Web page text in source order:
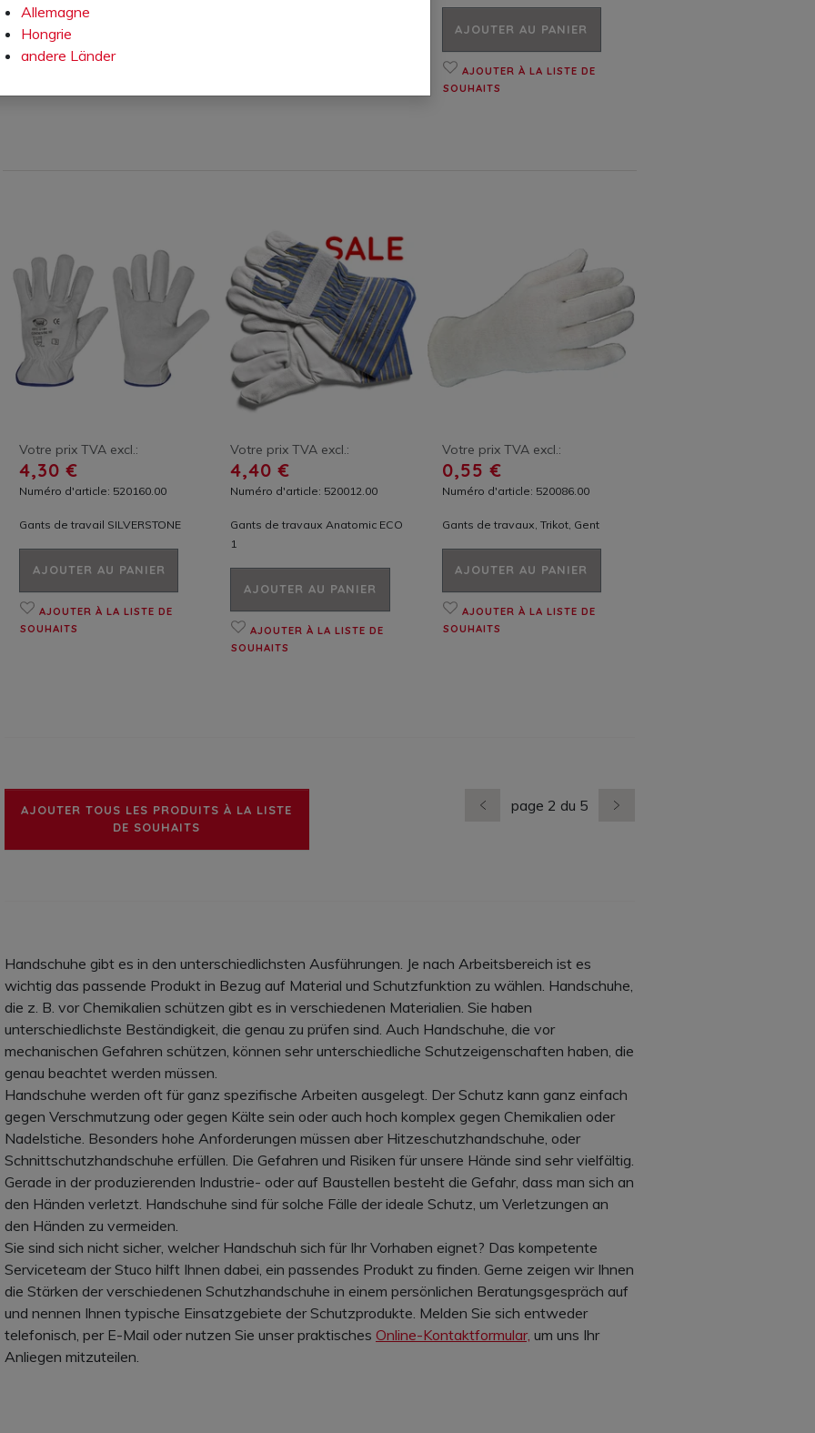
AJOUTER AU PANIER AJOUTER AU PANIER
AJOUTER À LA LISTE DE
SOUHAITS
Votre prix TVA excl.:
4,30 €
Numéro d'article: 520160.00
Gants de travail SILVERSTONE
AJOUTER AU PANIER
AJOUTER À LA LISTE DE
SOUHAITS
Votre prix TVA excl.:
4,40 €
Numéro d'article: 520012.00
Gants de travaux Anatomic ECO
1
AJOUTER AU PANIER
AJOUTER À LA LISTE DE
SOUHAITS
Votre prix TVA excl.:
0,55 €
Numéro d'article: 520086.00
Gants de travaux, Trikot, Gent
AJOUTER AU PANIER
AJOUTER À LA LISTE DE
SOUHAITS
AJOUTER TOUS LES PRODUITS À LA LISTE
DE SOUHAITS
page 2 du 5
Handschuhe gibt es in den unterschiedlichsten Ausführungen. Je nach Arbeitsbereich ist es
wichtig das passende Produkt in Bezug auf Material und Schutzfunktion zu wählen. Handschuhe,
die z. B. vor Chemikalien schützen gibt es in verschiedenen Materialien. Sie haben
unterschiedlichste Beständigkeit, die genau zu prüfen sind. Auch Handschuhe, die vor
mechanischen Gefahren schützen, können sehr unterschiedliche Schutzeigenschaften haben, die
genau beachtet werden müssen.
Handschuhe werden oft für ganz spezifische Arbeiten ausgelegt. Der Schutz kann ganz einfach
gegen Verschmutzung oder gegen Kälte sein oder auch hoch komplex gegen Chemikalien oder
Nadelstiche. Besonders hohe Anforderungen müssen aber Hitzeschutzhandschuhe, oder
Schnittschutzhandschuhe erfüllen. Die Gefahren und Risiken für unsere Hände sind sehr vielfältig.
Gerade in der produzierenden Industrie- oder auf Baustellen besteht die Gefahr, dass man sich an
den Händen verletzt. Handschuhe sind für solche Fälle der ideale Schutz, um Verletzungen an
den Händen zu vermeiden.
Sie sind sich nicht sicher, welcher Handschuh sich für Ihr Vorhaben eignet? Das kompetente
Serviceteam der Stuco hilft Ihnen dabei, ein passendes Produkt zu finden. Gerne zeigen wir Ihnen
die Stärken der verschiedenen Schutzhandschuhe in einem persönlichen Beratungsgespräch auf
und nennen Ihnen typische Einsatzgebiete der Schutzprodukte. Melden Sie sich entweder
telefonisch, per E-Mail oder nutzen Sie unser praktisches Online-Kontaktformular, um uns Ihr
Anliegen mitzuteilen.
Allemagne
Hongrie
andere Länder